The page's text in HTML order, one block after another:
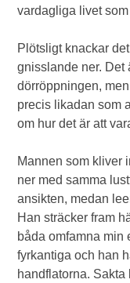
vardagliga livet
Plötsligt knackar
gnisslande ner. Det
dörröppningen,
precis likadan som
om hur det är att
Mannen som kliver
ner med samma
ansikten, medan
Han sträcker fram
båda omfamna min
fyrkantiga och han
handflatorna.